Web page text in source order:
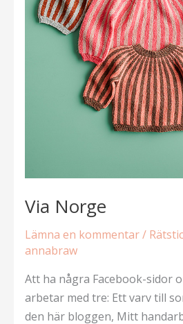
Via Norge
Lämna en kommentar/
annabraw
Att ha några Facebook-sidor
arbetar med tre: Ett varv till
den här bloggen, Mitt